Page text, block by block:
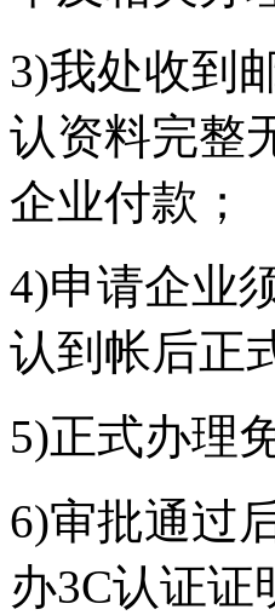
3)我处收到
认资料完整
企业付款；
4)申请企业
认到帐后正
5)正式办理
6)审批通过
办3C认证